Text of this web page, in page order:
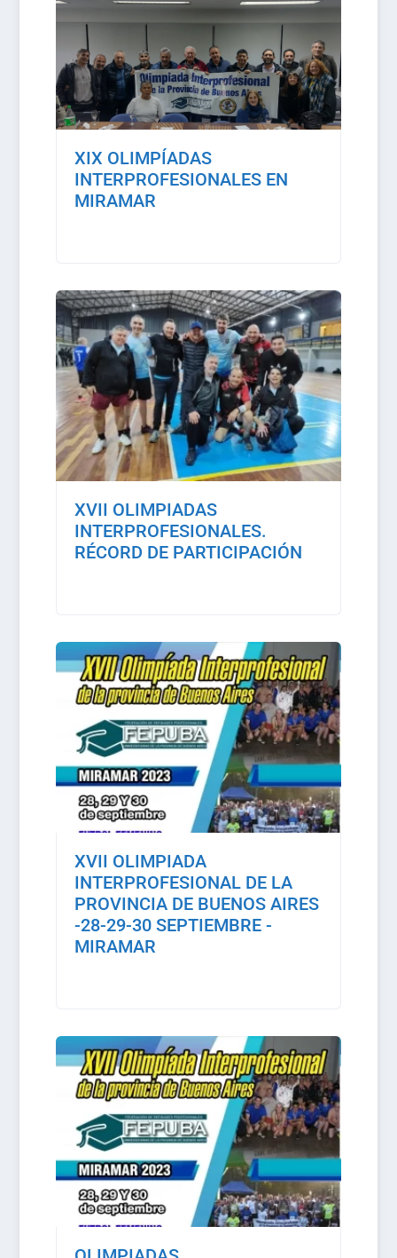
XIX OLIMPÍADAS
INTERPROFESIONALES EN
MIRAMAR
XVII OLIMPIADAS
INTERPROFESIONALES.
RÉCORD DE PARTICIPACIÓN
XVII OLIMPIADA
INTERPROFESIONAL DE LA
PROVINCIA DE BUENOS AIRES
-28-29-30 SEPTIEMBRE -
MIRAMAR